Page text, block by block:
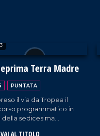
Terra Madre
PUNTATA
il via da Tropea il
programmatico in
della sedicesima
VAI AL TITOLO